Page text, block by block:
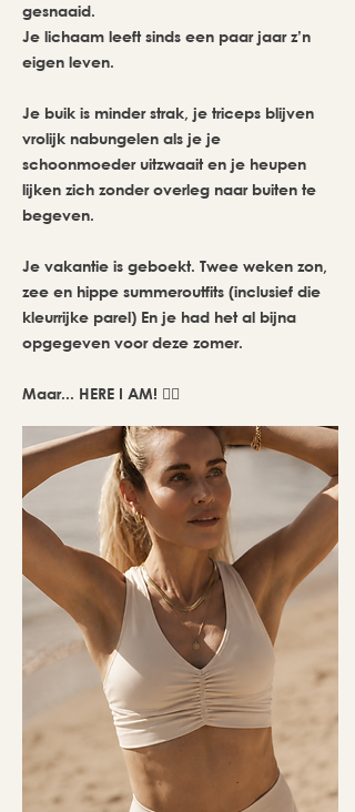
gesnaaid.
Je lichaam leeft sinds een paar jaar z’n
eigen leven.
Je buik is minder strak, je triceps blijven
vrolijk nabungelen als je je
schoonmoeder uitzwaait en je heupen
lijken zich zonder overleg naar buiten te
begeven.
Je vakantie is geboekt. Twee weken zon,
zee en hippe summeroutfits (inclusief die
kleurrijke parel) En je had het al bijna
opgegeven voor deze zomer.
Maar... HERE I AM! ✌🏼